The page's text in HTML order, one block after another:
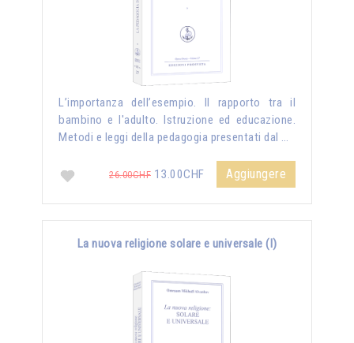
L’importanza dell’esempio. Il rapporto tra il
bambino e l'adulto. Istruzione ed educazione.
Metodi e leggi della pedagogia presentati dal …
26.00CHF 13.00CHF Aggiungere
La nuova religione solare e universale (I)